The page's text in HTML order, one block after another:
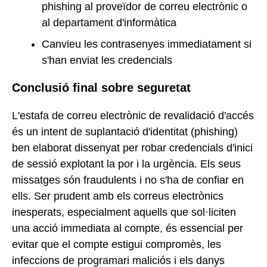
phishing al proveïdor de correu electrònic o
al departament d'informàtica
Canvieu les contrasenyes immediatament si
s'han enviat les credencials
Conclusió final sobre seguretat
L'estafa de correu electrònic de revalidació d'accés
és un intent de suplantació d'identitat (phishing)
ben elaborat dissenyat per robar credencials d'inici
de sessió explotant la por i la urgència. Els seus
missatges són fraudulents i no s'ha de confiar en
ells. Ser prudent amb els correus electrònics
inesperats, especialment aquells que sol·liciten
una acció immediata al compte, és essencial per
evitar que el compte estigui compromès, les
infeccions de programari maliciós i els danys